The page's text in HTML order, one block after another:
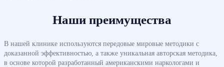
Наши преимущества
В нашей клинике используются передовые мировые методики с
доказанной эффективностью, а также уникальная авторская методика,
в основе которой разработанный американскими наркологами и